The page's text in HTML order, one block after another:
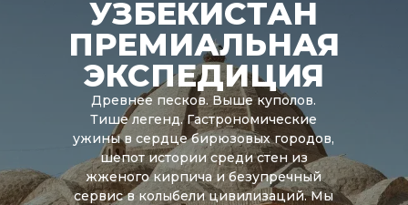
УЗБЕКИСТАН
ПРЕМИАЛЬНАЯ
ЭКСПЕДИЦИЯ
Древнее песков. Выше куполов.
Тише легенд. Гастрономические
ужины в сердце бирюзовых городов,
шепот истории среди стен из
жженого кирпича и безупречный
сервис в колыбели цивилизаций. Мы